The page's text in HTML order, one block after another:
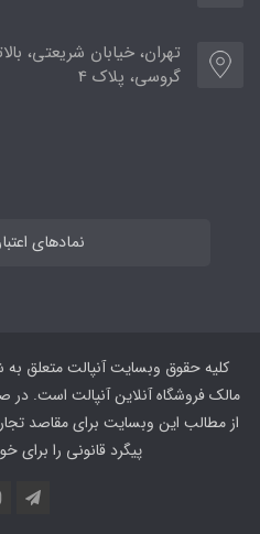
تهران، خیابان شریعتی،
گروسی، پلاک 4
نمادهای
کلیه حقوق وبسایت آنپالت متعلق به
مالک فروشگاه آنلاین آنپالت است. در
از مطالب این وبسایت برای مقاصد
پیگرد قانونی را برای